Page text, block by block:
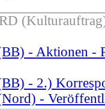
- Aktionen -
- 2.)
-